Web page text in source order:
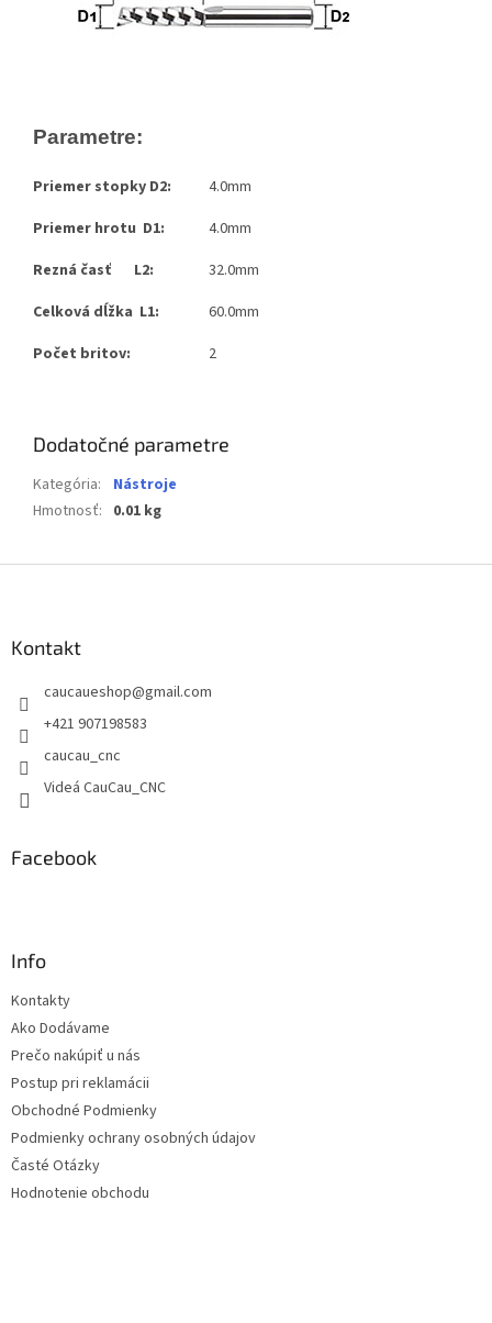
Parametre:
Priemer stopky D2:
Priemer hrotu D1:
Rezná časť L2:
Celková dĺžka L1:
Počet britov:
4.0mm
4.0mm
32.0mm
60.0mm
2
Dodatočné parametre
Kategória:
Nástroje
Hmotnosť: 0.01 kg
Kontakt
caucaueshop@gmail.com
+421 907198583
caucau_cnc
Videá CauCau_CNC
Facebook
Info
Kontakty
Ako Dodávame
Prečo nakúpiť u nás
Postup pri reklamácii
Obchodné Podmienky
Podmienky ochrany osobných údajov
Časté Otázky
Hodnotenie obchodu